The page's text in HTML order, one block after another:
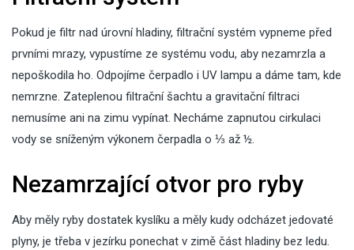
Pokud je filtr nad úrovní hladiny, filtrační systém vypneme před
prvními mrazy, vypustíme ze systému vodu, aby nezamrzla a
nepoškodila ho. Odpojíme čerpadlo i UV lampu a dáme tam, kde
nemrzne. Zateplenou filtrační šachtu a gravitační filtraci
nemusíme ani na zimu vypínat. Necháme zapnutou cirkulaci
vody se sníženým výkonem čerpadla o ⅓ až ½.
Nezamrzající otvor pro ryby
Aby měly ryby dostatek kyslíku a měly kudy odcházet jedovaté
plyny, je třeba v jezírku ponechat v zimě část hladiny bez ledu.